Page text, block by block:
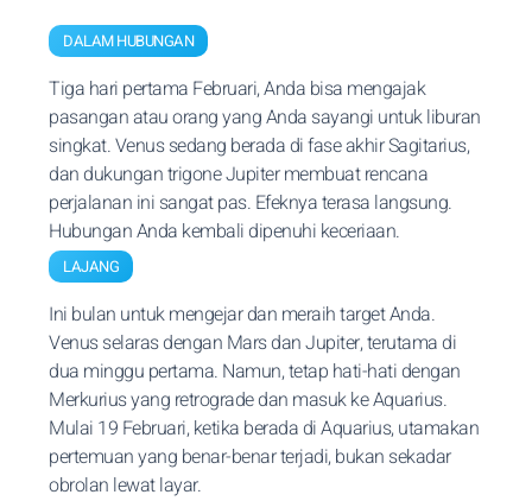
DALAM HUBUNGAN
Tiga hari pertama Februari, Anda bisa mengajak
pasangan atau orang yang Anda sayangi untuk liburan
singkat. Venus sedang berada di fase akhir Sagitarius,
dan dukungan trigone Jupiter membuat rencana
perjalanan ini sangat pas. Efeknya terasa langsung.
Hubungan Anda kembali dipenuhi keceriaan.
LAJANG
Ini bulan untuk mengejar dan meraih target Anda.
Venus selaras dengan Mars dan Jupiter, terutama di
dua minggu pertama. Namun, tetap hati-hati dengan
Merkurius yang retrograde dan masuk ke Aquarius.
Mulai 19 Februari, ketika berada di Aquarius, utamakan
pertemuan yang benar-benar terjadi, bukan sekadar
obrolan lewat layar.